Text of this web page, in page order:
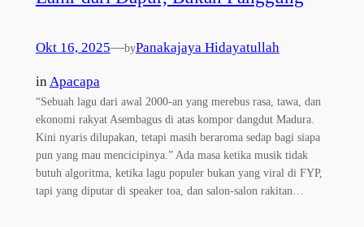
Okt 16, 2025—byPanakajaya Hidayatullah
inApacapa
“Sebuah lagu dari awal 2000-an yang merebus rasa, tawa, dan
ekonomi rakyat Asembagus di atas kompor dangdut Madura.
Kini nyaris dilupakan, tetapi masih beraroma sedap bagi siapa
pun yang mau mencicipinya.” Ada masa ketika musik tidak
butuh algoritma, ketika lagu populer bukan yang viral di FYP,
tapi yang diputar di speaker toa, dan salon-salon rakitan…